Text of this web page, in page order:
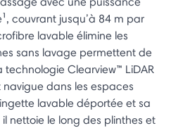
couvrant jusqu’à 84 m par
lavable élimine les
sans lavage permettent de
Clearview™ LiDAR
dans les espaces
lavable déportée et sa
nettoie le long des plinthes et